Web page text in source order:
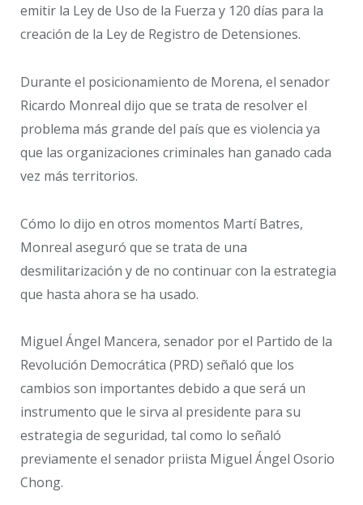
emitir la Ley de Uso de la Fuerza y 120 días para la
creación de la Ley de Registro de Detensiones.
Durante el posicionamiento de Morena, el senador
Ricardo Monreal dijo que se trata de resolver el
problema más grande del país que es violencia ya
que las organizaciones criminales han ganado cada
vez más territorios.
Cómo lo dijo en otros momentos Martí Batres,
Monreal aseguró que se trata de una
desmilitarización y de no continuar con la estrategia
que hasta ahora se ha usado.
Miguel Ángel Mancera, senador por el Partido de la
Revolución Democrática (PRD) señaló que los
cambios son importantes debido a que será un
instrumento que le sirva al presidente para su
estrategia de seguridad, tal como lo señaló
previamente el senador priista Miguel Ángel Osorio
Chong.